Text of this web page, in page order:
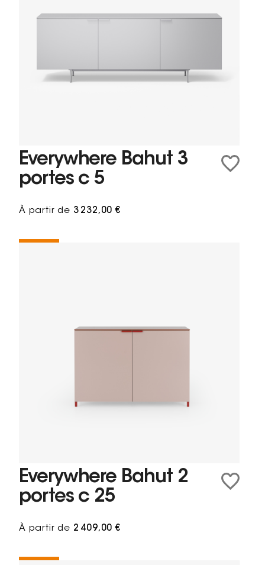
Everywhere Bahut 3
portes c 5
À partir de 3 232,00 €
Everywhere Bahut 2
portes c 25
À partir de 2 409,00 €